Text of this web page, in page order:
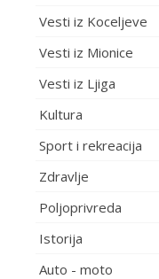
Vesti iz Koceljeve
Vesti iz Mionice
Vesti iz Ljiga
Kultura
Sport i rekreacija
Zdravlje
Poljoprivreda
Istorija
Auto - moto